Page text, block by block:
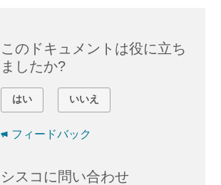
このドキュメントは役に立ち
ましたか?
はい いいえ
フィードバック
シスコに問い合わせ